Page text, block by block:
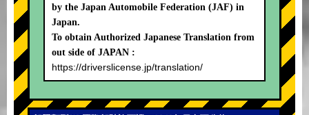
by the Japan Automobile Federation (JAF) in
Japan.
To obtain Authorized Japanese Translation from
out side of JAPAN :
https://driverslicense.jp/translation/